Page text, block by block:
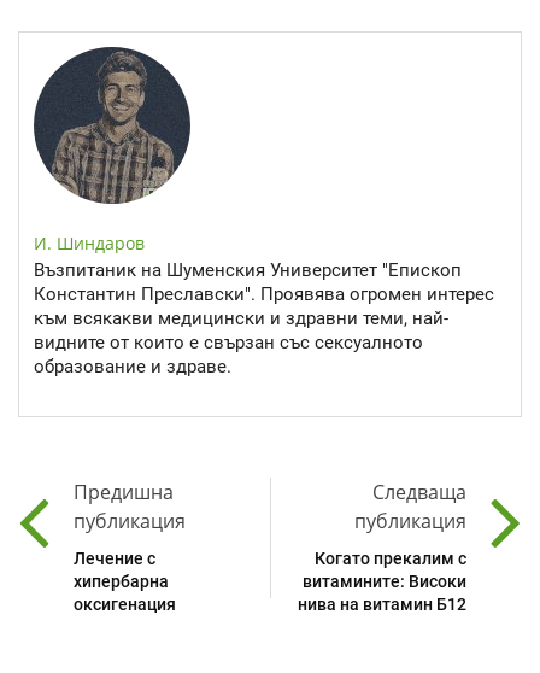
И. Шиндаров
Възпитаник на Шуменския Университет "Епископ
Константин Преславски". Проявява огромен интерес
към всякакви медицински и здравни теми, най-
видните от които е свързан със сексуалното
образование и здраве.
Предишна
публикация
Лечение с
хипербарна
оксигенация
Следваща
публикация
Когато прекалим с
витамините: Високи
нива на витамин Б12